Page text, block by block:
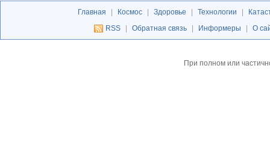
Главная Космос Здоровье Технологии
RSS
Обратная связь Информеры О
При полном или